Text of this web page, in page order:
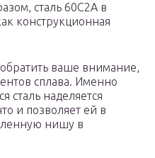
сталь 60С2А в
конструкционная
ваше внимание,
сплава. Именно
сталь наделяется
и позволяет ей в
нишу в